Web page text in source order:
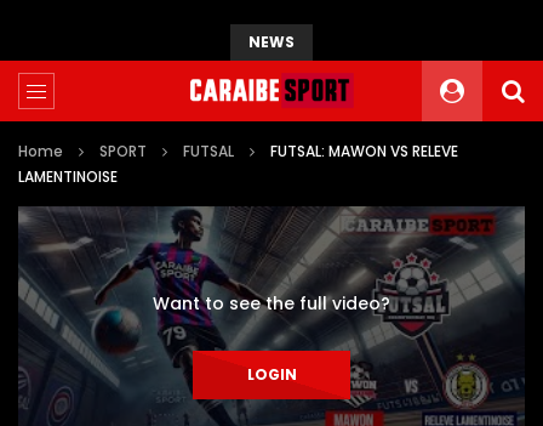
NEWS
Home SPORT FUTSAL
FUTSAL: MAWON VS RELEVE
LAMENTINOISE
Want to see the full video?
LOGIN